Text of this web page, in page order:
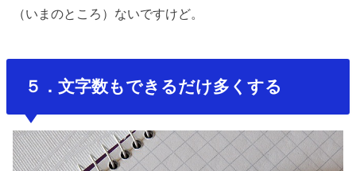
（いまのところ）ないですけど。
５．文字数もできるだけ多くする